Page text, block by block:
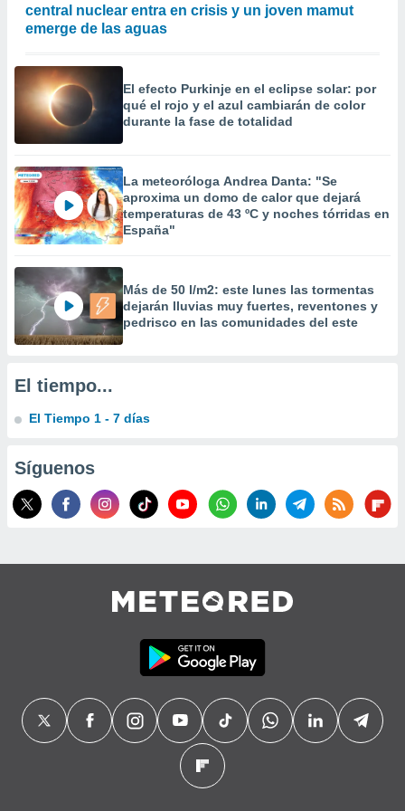
e
mediante
publicidad
publicidad
1199
central nuclear entra en crisis y un joven mamut
emerge de las aguas
El efecto Purkinje en el eclipse solar: por
qué el rojo y el azul cambiarán de color
durante la fase de totalidad
La meteoróloga Andrea Danta: "Se
aproxima un domo de calor que dejará
temperaturas de 43 ºC y noches tórridas en
España"
Más de 50 l/m2: este lunes las tormentas
dejarán lluvias muy fuertes, reventones y
pedrisco en las comunidades del este
El tiempo...
El Tiempo 1 - 7 días
Síguenos